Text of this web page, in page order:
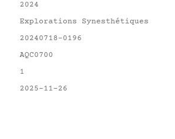
2024
Explorations Synesthétiques
20240718-0196
AQC0700
1
2025-11-26